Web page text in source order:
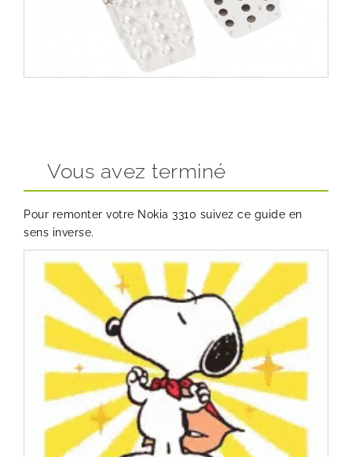
Vous avez terminé
Pour remonter votre Nokia 3310 suivez ce guide en
sens inverse.